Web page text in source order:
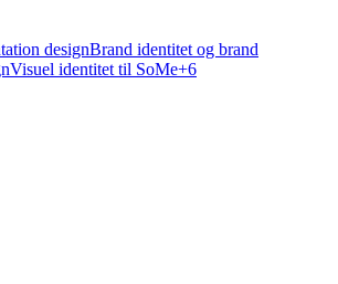
designBrand identitet og brand
Visuel identitet til SoMe+6